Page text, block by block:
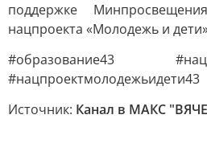
поддержке
нацпроекта «Молодежь и
#образование43
#нацпроектмолодежьидети43
Источник: Канал в МАКС